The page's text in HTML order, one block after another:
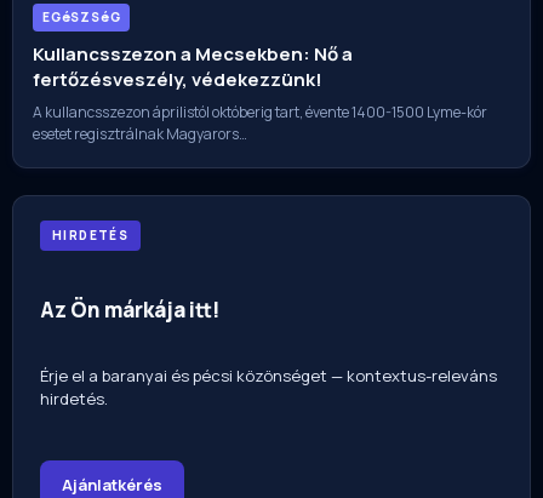
EGéSZSéG
Kullancsszezon a Mecsekben: Nő a
fertőzésveszély, védekezzünk!
A kullancsszezon áprilistól októberig tart, évente 1400-1500 Lyme-kór
esetet regisztrálnak Magyarors…
HIRDETÉS
Az Ön márkája itt!
Érje el a baranyai és pécsi közönséget — kontextus-releváns
hirdetés.
Ajánlatkérés